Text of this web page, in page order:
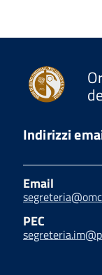
Indirizzi
Email
PEC